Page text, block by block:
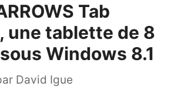
Tab
une tablette de 8
Windows 8.1
David Igue